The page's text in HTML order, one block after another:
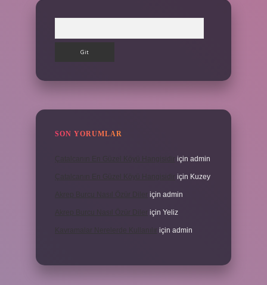
SON YORUMLAR
için admin
için Kuzey
için admin
için Yeliz
için admin